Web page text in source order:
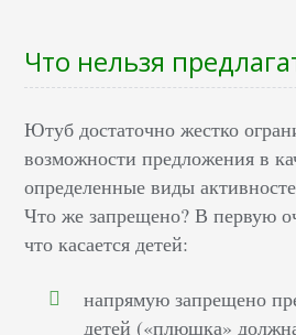
Что нельзя
Ютуб достаточно жестко
возможности предложения в
определенные виды
Что же запрещено? В первую
что касается детей:
напрямую запрещено
детей («плюшка»